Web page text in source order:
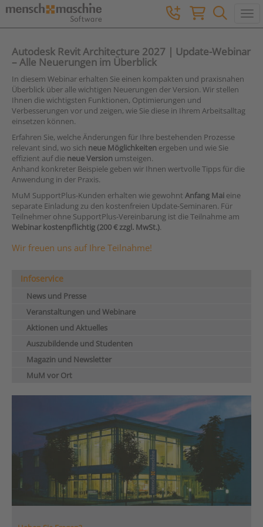
Autodesk Revit Architecture 2027 | Update-Webinar
– Alle Neuerungen im Überblick
In diesem Webinar erhalten Sie einen kompakten und praxisnahen
Überblick über alle wichtigen Neuerungen der Version. Wir stellen
Ihnen die wichtigsten Funktionen, Optimierungen und
Verbesserungen vor und zeigen, wie Sie diese in Ihrem Arbeitsalltag
einsetzen können.
Erfahren Sie, welche Änderungen für Ihre bestehenden Prozesse
relevant sind, wo sich neue Möglichkeiten ergeben und wie Sie
effizient auf die neue Version umsteigen.
Anhand konkreter Beispiele geben wir Ihnen wertvolle Tipps für die
Anwendung in der Praxis.
MuM SupportPlus-Kunden erhalten wie gewohnt Anfang Mai eine
separate Einladung zu den kostenfreien Update-Seminaren. Für
Teilnehmer ohne SupportPlus-Vereinbarung ist die Teilnahme am
Webinar kostenpflichtig (200 € zzgl. MwSt.).
Wir freuen uns auf Ihre Teilnahme!
Infoservice
News und Presse
Veranstaltungen und Webinare
Aktionen und Aktuelles
Auszubildende und Studenten
Magazin und Newsletter
MuM vor Ort